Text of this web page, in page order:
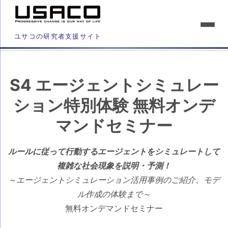
ユサコの研究者支援サイト
S4 エージェントシミュレー
ション特別体験 無料オンデ
マンドセミナー
ルールに従って行動するエージェントをシミュレートして
複雑な社会現象を説明・予測！
～エージェントシミュレーション活用事例のご紹介、モデ
ル作成の体験まで～
無料オンデマンドセミナー